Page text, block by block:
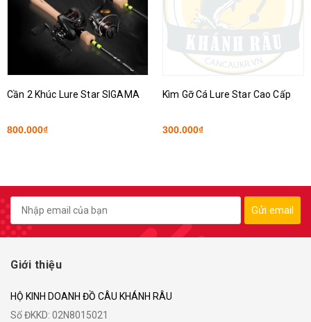
Cần 2 Khúc Lure Star SIGAMA
800.000₫
Kìm Gỡ Cá Lure Star Cao Cấp
300.000₫
Gửi email
Giới thiệu
HỘ KINH DOANH ĐỒ CÂU KHÁNH RÂU
Số ĐKKD: 02N8015021